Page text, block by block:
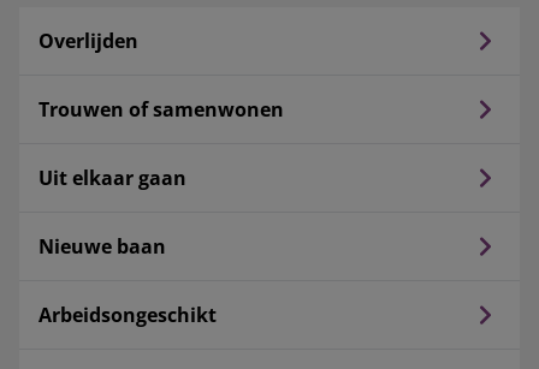
Overlijden
Trouwen of samenwonen
Uit elkaar gaan
Nieuwe baan
Arbeidsongeschikt